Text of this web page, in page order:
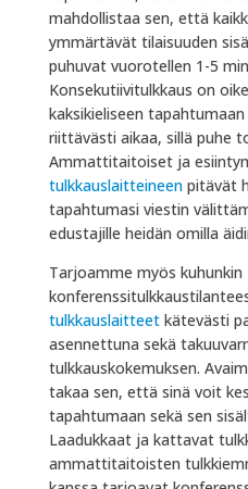
mahdollistaa sen, että
ymmärtävät tilaisuuden
puhuvat vuorotellen 1-5
Konsekutiivitulkkaus on
kaksikieliseen
riittävästi aikaa, sillä puhe
Ammattitaitoiset ja
tulkkauslaitteineenpitävät
tapahtumasi viestin
edustajille heidän omilla
Tarjoamme myös kuhunkin
tulkkauslaitteetkätevästi
asennettuna sekä
tulkkauskokemuksen.
takaa sen, että sinä voit
tapahtumaan sekä sen
Laadukkaat ja kattavat
ammattitaitoisten